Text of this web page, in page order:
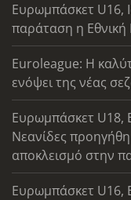
Ευρωμπάσκετ U16,
παράταση η
Euroleague: Η
ενόψει της νέας
Ευρωμπάσκετ U18,
Νεανίδες
αποκλεισμό στην
Ευρωμπάσκετ U16,